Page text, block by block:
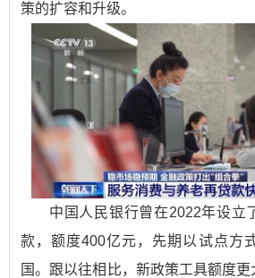
策的扩容和升级。
中国人民银行曾在2022年设立
款，额度400亿元，先期以试点方
国。跟以往相比，新政策工具额度更